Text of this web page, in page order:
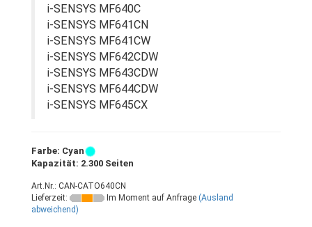
i-SENSYS MF640C
i-SENSYS MF641CN
i-SENSYS MF641CW
i-SENSYS MF642CDW
i-SENSYS MF643CDW
i-SENSYS MF644CDW
i-SENSYS MF645CX
Farbe: Cyan
Kapazität: 2.300 Seiten
Art.Nr.: CAN-CATO640CN
Lieferzeit:
Im Moment auf Anfrage (Ausland
abweichend)